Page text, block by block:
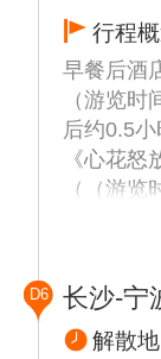
4、如遇
湘西（无
【后花园
台】云雾
点应接不
游览有情
戏的鸟兽
得异常幽
适时乘
少于1小
其中，又
文和刘晓
名声大振
行程
早餐后酒
（游览时
后约0.5
《心花
（（游
送自动扶
还有惊险
空极限，
D6 长沙-宁
解散地